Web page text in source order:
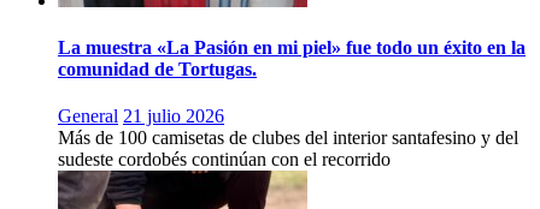
La muestra «La Pasión en mi piel» fue todo un éxito en la
comunidad de Tortugas.
General 21 julio 2026
Más de 100 camisetas de clubes del interior santafesino y del
sudeste cordobés continúan con el recorrido